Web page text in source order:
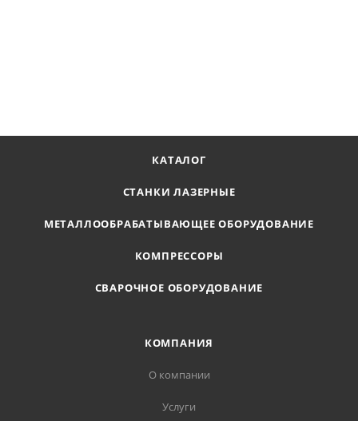
КАТАЛОГ
СТАНКИ ЛАЗЕРНЫЕ
МЕТАЛЛООБРАБАТЫВАЮЩЕЕ ОБОРУДОВАНИЕ
КОМПРЕССОРЫ
СВАРОЧНОЕ ОБОРУДОВАНИЕ
КОМПАНИЯ
О компании
Услуги